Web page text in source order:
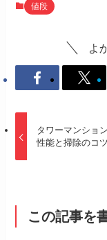
値段
よ
タワーマンショ
性能と掃除のコツ
この記事を